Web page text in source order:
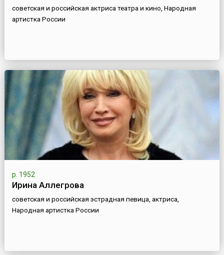
советская и российская актриса театра и кино, Народная
артистка России
р. 1952
Ирина Аллегрова
советская и российская эстрадная певица, актриса,
Народная артистка России